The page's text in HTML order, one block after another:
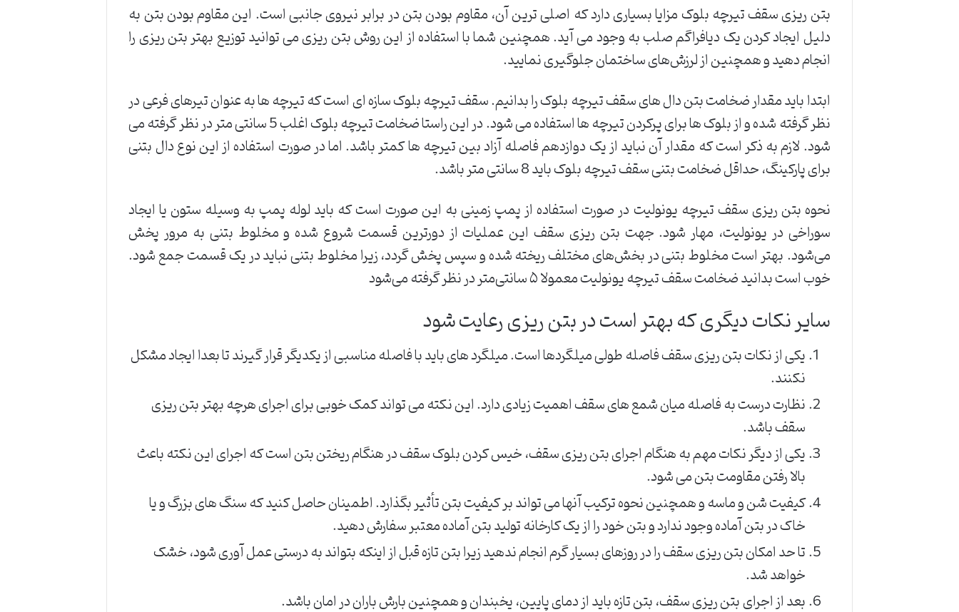
بتن ریزی سقف تیرچه بلوک مزایا بسیاری دارد که اصلی ترین آن، مقاوم بودن بتن در برابر نیروی جانبی است. این مقاوم بودن بتن به
دلیل ایجاد کردن یک دیافراگم صلب به وجود می آید. همچنین شما با استفاده از این روش بتن ریزی می توانید توزیع بهتر بتن ریزی را
انجام دهید و همچنین از لرزش‌های ساختمان جلوگیری نمایید.
ابتدا باید مقدار ضخامت بتن دال های سقف تیرچه بلوک را بدانیم. سقف تیرچه بلوک سازه ای است که تیرچه ها به عنوان تیرهای فرعی در
نظر گرفته شده و از بلوک ها برای پرکردن تیرچه ها استفاده می شود. در این راستا ضخامت تیرچه بلوک اغلب 5 سانتی متر در نظر گرفته می
شود. لازم به ذکر است که مقدار آن نباید از یک دوازدهم فاصله آزاد بین تیرچه ها کمتر باشد. اما در صورت استفاده از این نوع دال بتنی
برای پارکینگ، حداقل ضخامت بتنی سقف تیرچه بلوک باید 8 سانتی متر باشد.
نحوه بتن ریزی سقف تیرچه یونولیت در صورت استفاده از پمپ زمینی به این صورت است که باید لوله پمپ به وسیله ستون یا ایجاد
سوراخی در یونولیت، مهار شود. جهت بتن ریزی سقف این عملیات از دورترین قسمت شروع شده و مخلوط بتنی به مرور پخش
می‌شود. بهتر است مخلوط بتنی در بخش‌های مختلف ریخته شده و سپس پخش گردد، زیرا مخلوط بتنی نباید در یک قسمت جمع شود.
خوب است بدانید ضخامت سقف تیرچه یونولیت معمولا ۵ سانتی‌متر در نظر گرفته می‌شود
سایر نکات دیگری که بهتر است در بتن ریزی رعایت شود
یکی از نکات بتن ریزی سقف فاصله طولی میلگردها است. میلگرد های باید با فاصله مناسبی از یکدیگر قرار گیرند تا بعدا ایجاد مشکل
نکنند.
نظارت درست به فاصله میان شمع های سقف اهمیت زیادی دارد. این نکته می تواند کمک خوبی برای اجرای هرچه بهتر بتن ریزی
سقف باشد.
یکی از دیگر نکات مهم به هنگام اجرای بتن ریزی سقف، خیس کردن بلوک سقف در هنگام ریختن بتن است که اجرای این نکته باعث
بالا رفتن مقاومت بتن می شود.
کیفیت شن و ماسه و همچنین نحوه ترکیب آنها می تواند بر کیفیت بتن تأثیر بگذارد. اطمینان حاصل کنید که سنگ های بزرگ و یا
خاک در بتن آماده وجود ندارد و بتن خود را از یک کارخانه تولید بتن آماده معتبر سفارش دهید.
تا حد امکان بتن ریزی سقف را در روزهای بسیار گرم انجام ندهید زیرا بتن تازه قبل از اینکه بتواند به درستی عمل آوری شود، خشک
خواهد شد.
بعد از اجرای بتن ریزی سقف، بتن تازه باید از دمای پایین، یخبندان و همچنین بارش باران در امان باشد.